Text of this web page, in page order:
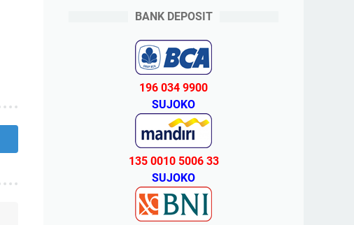
BANK DEPOSIT
196 034 9900
SUJOKO
135 0010 5006 33
SUJOKO